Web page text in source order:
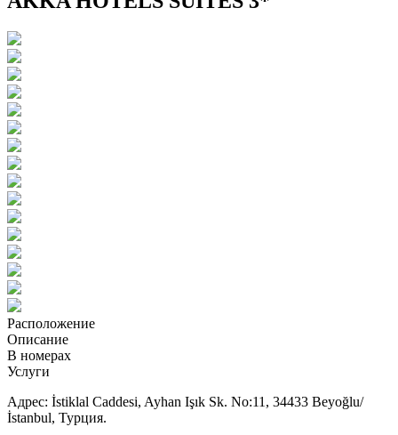
Расположение
Описание
В номерах
Услуги
Адрес: İstiklal Caddesi, Ayhan Işık Sk. No:11, 34433 Beyoğlu/
İstanbul, Турция.